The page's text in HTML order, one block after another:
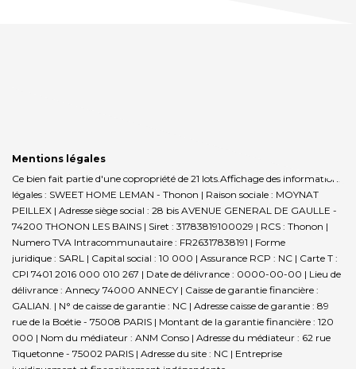
Mentions légales
Ce bien fait partie d'une copropriété de 21 lots.Affichage des informations
légales : SWEET HOME LEMAN - Thonon | Raison sociale : MOYNAT
PEILLEX | Adresse siège social : 28 bis AVENUE GENERAL DE GAULLE -
74200 THONON LES BAINS | Siret : 31783819100029 | RCS : Thonon |
Numero TVA Intracommunautaire : FR26317838191 | Forme
juridique : SARL | Capital social : 10 000 | Assurance RCP : NC | Carte T :
CPI 7401 2016 000 010 267 | Date de délivrance : 0000-00-00 | Lieu de
délivrance : Annecy 74000 ANNECY | Caisse de garantie financière :
GALIAN. | N° de caisse de garantie : NC | Adresse caisse de garantie : 89
rue de la Boétie - 75008 PARIS | Montant de la garantie financière : 120
000 | Nom du médiateur : ANM Conso | Adresse du médiateur : 62 rue
Tiquetonne - 75002 PARIS | Adresse du site : NC | Entreprise